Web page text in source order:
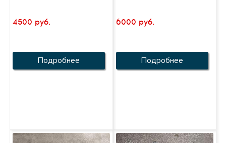
4500 руб.
Подробнее
6000 руб.
Подробнее